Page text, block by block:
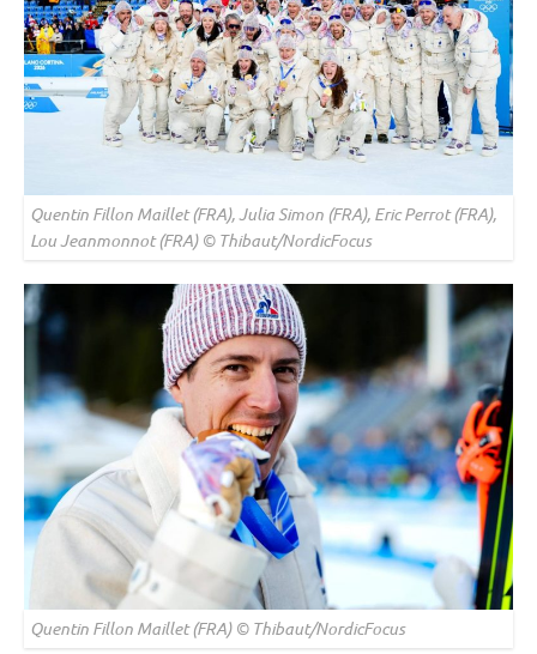
Quentin Fillon Maillet (FRA), Julia Simon (FRA), Eric Perrot (FRA),
Lou Jeanmonnot (FRA) © Thibaut/NordicFocus
Quentin Fillon Maillet (FRA) © Thibaut/NordicFocus